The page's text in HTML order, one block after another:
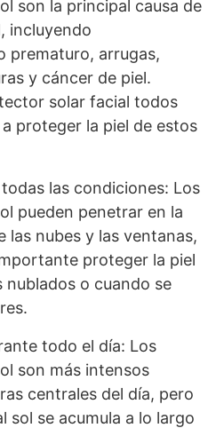
son la principal causa de
incluyendo
prematuro, arrugas,
y cáncer de piel.
solar facial todos
proteger la piel de estos
las condiciones: Los
pueden penetrar en la
las nubes y las ventanas,
proteger la piel
nublados o cuando se
todo el día: Los
son más intensos
centrales del día, pero
sol se acumula a lo largo